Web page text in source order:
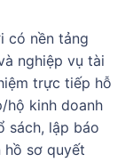
có nền tảng
nghiệp vụ tài
trực tiếp hỗ
hộ kinh doanh
sách, lập báo
hồ sơ quyết